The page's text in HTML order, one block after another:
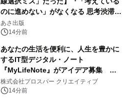
のに進めない」がなくなる 思考渋滞か
ら抜け出す方法』2026年8月25日
（火）発売
あさ出版
14分前
あなたの生活を便利に、人生を豊かに
するIT型デジタル・ノート
『MyLifeNote』がアイデア募集 優
秀賞100名に1年間無償試用
株式会社プロスパー クリエイティブ
14分前